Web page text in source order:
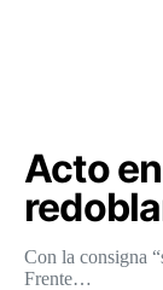
Acto
Con la consigna
Frente…